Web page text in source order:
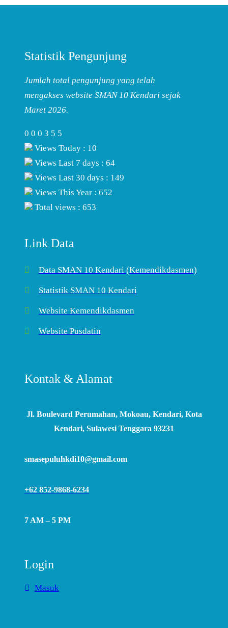
Statistik Pengunjung
Jumlah total pengunjung yang telah
mengakses website SMAN 10 Kendari sejak
Maret 2026.
0 0 0 3 5 5
Views Today : 10
Views Last 7 days : 64
Views Last 30 days : 149
Views This Year : 652
Total views : 653
Link Data
Data SMAN 10 Kendari (Kemendikdasmen)
Statistik SMAN 10 Kendari
Website Kemendikdasmen
Website Pusdatin
Kontak & Alamat
Jl. Boulevard Perumahan, Mokoau, Kendari, Kota
Kendari, Sulawesi Tenggara 93231
smasepuluhkdi10@gmail.com
+62 852-9868-6234
7 AM – 5 PM
Login
Masuk